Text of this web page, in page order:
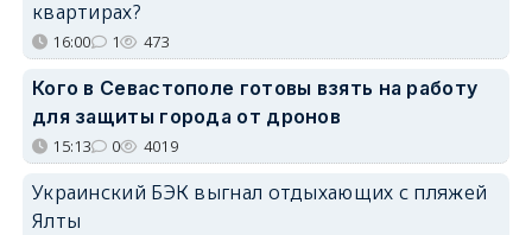
квартирах?
16:00 1 473
Кого в Севастополе готовы взять на работу
для защиты города от дронов
15:13 0 4019
Украинский БЭК выгнал отдыхающих с пляжей
Ялты